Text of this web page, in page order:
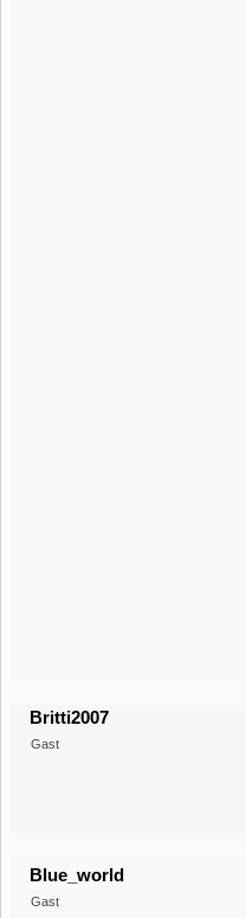
Britti2007
Gast
Blue_world
Gast